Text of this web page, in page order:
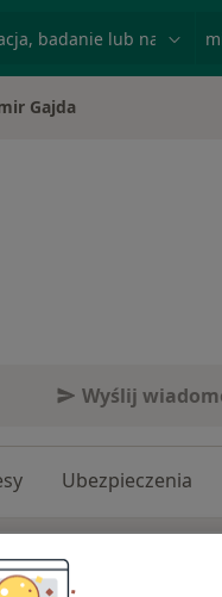
Gajda
Wyślij
Ubezpieczenia